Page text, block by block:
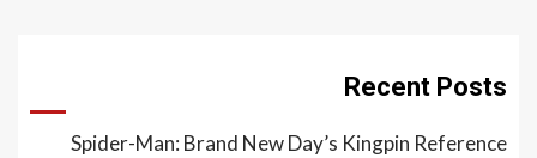
Recent Posts
Spider-Man: Brand New Day’s Kingpin Reference